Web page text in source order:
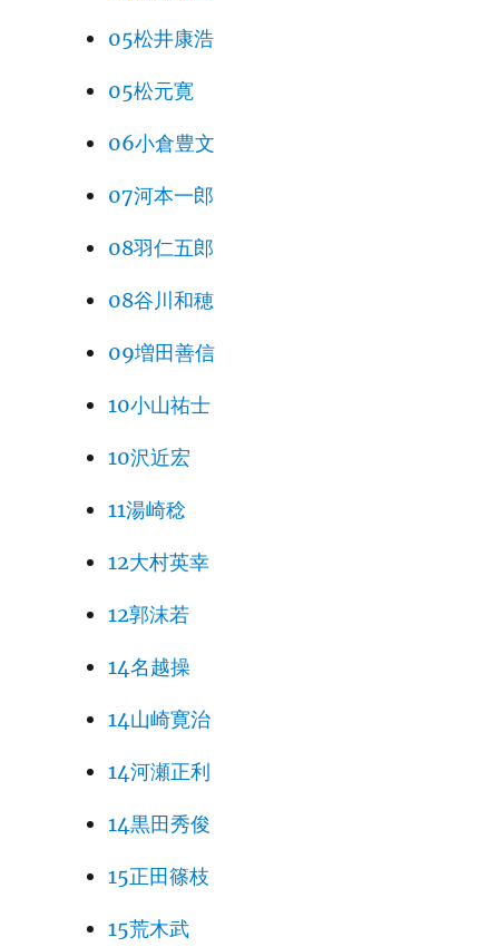
05松井康浩
05松元寛
06小倉豊文
07河本一郎
08羽仁五郎
08谷川和穂
09増田善信
10小山祐士
10沢近宏
11湯崎稔
12大村英幸
12郭沫若
14名越操
14山崎寛治
14河瀬正利
14黒田秀俊
15正田篠枝
15荒木武